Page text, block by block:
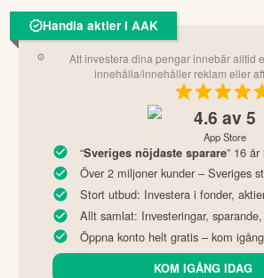
Handla aktier i AAK
Att investera dina pengar innebär alltid
innehålla/innehåller reklam eller
4.6 av 5
App Store
“Sveriges nöjdaste sparare” 16
Över 2 miljoner kunder – Sveriges
Stort utbud: Investera i fonder,
Allt samlat: Investeringar,
Öppna konto helt gratis – kom
KOM IGÅNG IDAG